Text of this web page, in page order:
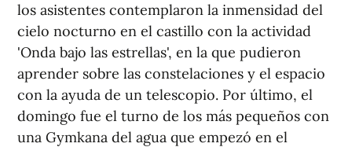
los asistentes contemplaron la inmensidad del
cielo nocturno en el castillo con la actividad
'Onda bajo las estrellas', en la que pudieron
aprender sobre las constelaciones y el espacio
con la ayuda de un telescopio. Por último, el
domingo fue el turno de los más pequeños con
una Gymkana del agua que empezó en el